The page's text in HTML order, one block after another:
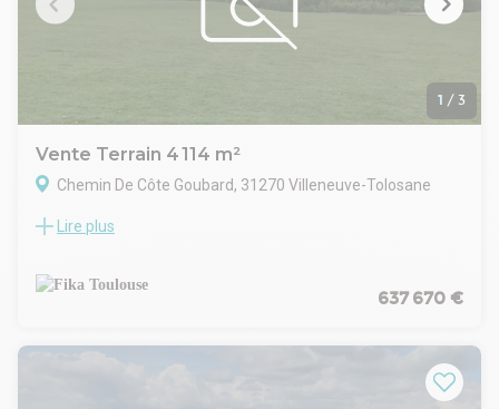
Honoraires en sus +6 % HT charge acquéreur
1 / 3
Vente Terrain 4 114 m²
Chemin De Côte Goubard, 31270 Villeneuve-Tolosane
Nous vous proposons à la vente ce terrain situé face à la
et à la limite de Cugnaux et Portet-Sur-Garonne, le terrain est
vendu viabilisé avec possibilité de raccord gaz
Hauteur maximale : 12 m
Lire plus
637 670 €